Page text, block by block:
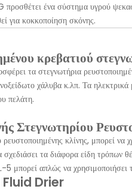
ένα σύστημα υγρού
για κοκκοποίηση σκόνης.
κρεβατιού
τα στεγνωτήρια
χάλυβα κ.λπ. Τα ηλεκτρικά
πελάτη.
Στεγνωτηρίου
κλίνης, μπορεί
τα διάφορα είδη τρόπων
μπορεί απλώς να χρησιμοποιήσει
Fluid Drier